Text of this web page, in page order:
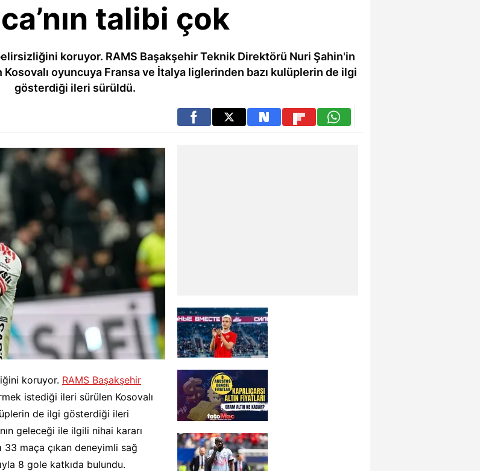
talibi çok
koruyor. RAMS Başakşehir Teknik Direktörü Nuri Şahin'in
oyuncuya Fransa ve İtalya liglerinden bazı kulüplerin de ilgi
gösterdiği ileri sürüldü.
koruyor. RAMS Başakşehir
istediği ileri sürülen Kosovalı
de ilgi gösterdiği ileri
geleceği ile ilgili nihai kararı
maça çıkan deneyimli sağ
8 gole katkıda bulundu.